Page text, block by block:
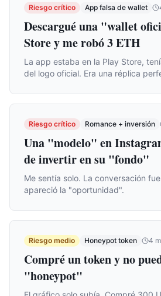
Riesgo crítico App falsa de wallet
Descargué una "wallet
Store y me robó 3 ETH
La app estaba en la Play Store,
del logo oficial. Era una réplica
Riesgo crítico Romance + inversión
Una "modelo" en
de invertir en su "fondo"
Me sentía solo. La conversación
apareció la "oportunidad".
Riesgo medio Honeypot token 4
Compré un token y no
"honeypot"